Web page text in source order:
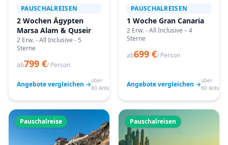
PAUSCHALREISEN
2 Wochen Ägypten
Marsa Alam & Quseir
2 Erw. - All Inclusive - 5
Sterne
ab799 €/ Person
Angebote vergleichen →über
80 Anbieter
PAUSCHALREISEN
1 Woche Gran Canaria
2 Erw. - All Inclusive – 4
Sterne
ab699 €/ Person
Angebote vergleichen →über
80
Pauschalreise Pauschalreisen